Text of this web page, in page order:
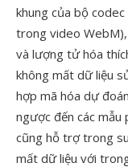
khung của bộ
trong video
và lượng tử hóa
không mất dữ liệu
hợp mã hóa dự
ngược đến các mẫu
cũng hỗ trợ trong
mất dữ liệu với